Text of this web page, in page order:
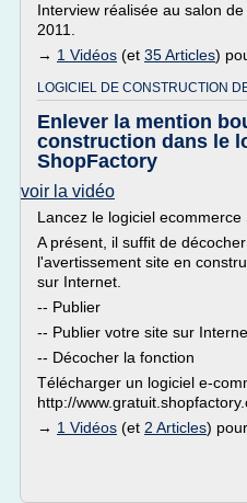
Interview réalisée au salon
2011.
→ 1 Vidéos (et 35 Articles)
LOGICIEL DE CONSTRUCTION
Enlever la mention
construction dans le
ShopFactory
voir la vidéo
Lancez le logiciel ecommerce
A présent, il suffit de
l'avertissement site en
sur Internet.
-- Publier
-- Publier votre site sur
-- Décocher la fonction
Télécharger un logiciel e-
http://
→ 1 Vidéos (et 2 Articles)